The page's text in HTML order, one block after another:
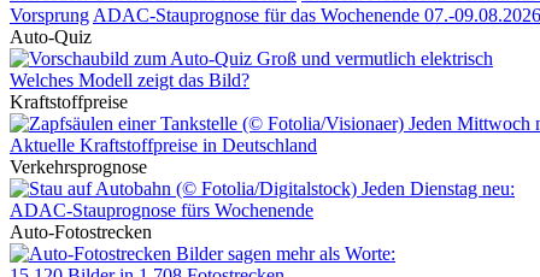
Vorsprung ADAC-Stauprognose für das Wochenende 07.-09.08.2026
Auto-Quiz
Groß und vermutlich elektrisch
Welches Modell zeigt das Bild?
Kraftstoffpreise
Jeden Mittwoch
Aktuelle Kraftstoffpreise in Deutschland
Verkehrsprognose
Jeden Dienstag neu:
ADAC-Stauprognose fürs Wochenende
Auto-Fotostrecken
Bilder sagen mehr als Worte: